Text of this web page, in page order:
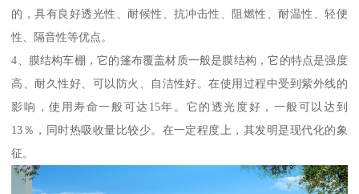
的，具有良好透光性、耐候性、抗冲击性、阻燃性、耐温性、轻便
性、隔音性等优点。
4、膜结构车棚，它的篷布覆盖材质一般是膜结构，它的特点是强度
高、耐久性好、可以防火、自洁性好。在使用过程中受到紫外线的
影响，使用寿命一般可达15年。它的透光度好，一般可以达到
13％，同时热吸收量比较少。在一定程度上，其发明是现代化的象
征。